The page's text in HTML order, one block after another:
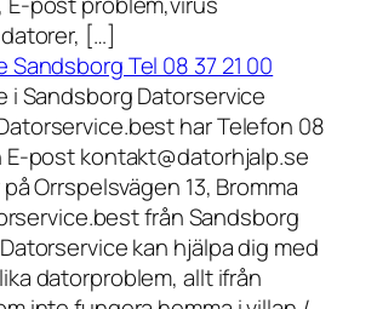
[…]
Sandsborg Tel 08 37 21 00
i Sandsborg Datorservice
har Telefon 08
E-post kontakt@datorhjalp.se
Orrspelsvägen 13, Bromma
från Sandsborg
kan hjälpa dig med
datorproblem, allt ifrån